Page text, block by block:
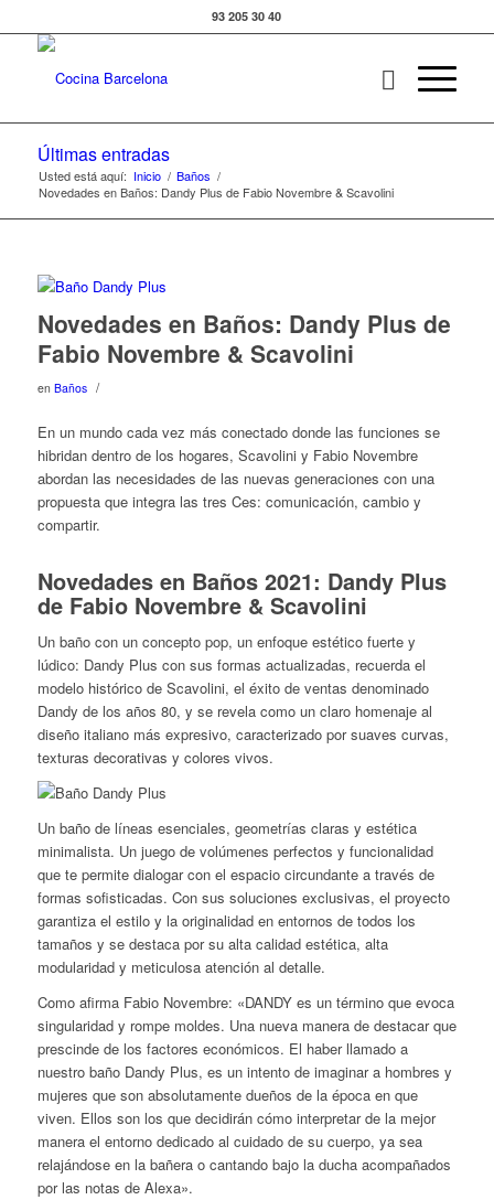
93 205 30 40
Últimas entradas
Usted está aquí: Inicio / Baños /
Novedades en Baños: Dandy Plus de Fabio Novembre & Scavolini
Novedades en Baños: Dandy Plus de
Fabio Novembre & Scavolini
en Baños /
En un mundo cada vez más conectado donde las funciones se
hibridan dentro de los hogares, Scavolini y Fabio Novembre
abordan las necesidades de las nuevas generaciones con una
propuesta que integra las tres Ces: comunicación, cambio y
compartir.
Novedades en Baños 2021: Dandy Plus
de Fabio Novembre & Scavolini
Un baño con un concepto pop, un enfoque estético fuerte y
lúdico: Dandy Plus con sus formas actualizadas, recuerda el
modelo histórico de Scavolini, el éxito de ventas denominado
Dandy de los años 80, y se revela como un claro homenaje al
diseño italiano más expresivo, caracterizado por suaves curvas,
texturas decorativas y colores vivos.
Un baño de líneas esenciales, geometrías claras y estética
minimalista. Un juego de volúmenes perfectos y funcionalidad
que te permite dialogar con el espacio circundante a través de
formas sofisticadas. Con sus soluciones exclusivas, el proyecto
garantiza el estilo y la originalidad en entornos de todos los
tamaños y se destaca por su alta calidad estética, alta
modularidad y meticulosa atención al detalle.
Como afirma Fabio Novembre: «DANDY es un término que evoca
singularidad y rompe moldes. Una nueva manera de destacar que
prescinde de los factores económicos. El haber llamado a
nuestro baño Dandy Plus, es un intento de imaginar a hombres y
mujeres que son absolutamente dueños de la época en que
viven. Ellos son los que decidirán cómo interpretar de la mejor
manera el entorno dedicado al cuidado de su cuerpo, ya sea
relajándose en la bañera o cantando bajo la ducha acompañados
por las notas de Alexa».